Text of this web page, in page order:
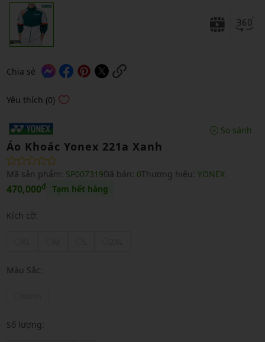
Chia sẻ
Yêu thích (0)
So sánh
Áo Khoác Yonex 221a Xanh
Mã sản phẩm: SP007319Đã bán: 0Thương hiệu: YONEX
470,000₫ Tạm hết hàng
Kích cỡ:
Màu Sắc:
Số lượng: